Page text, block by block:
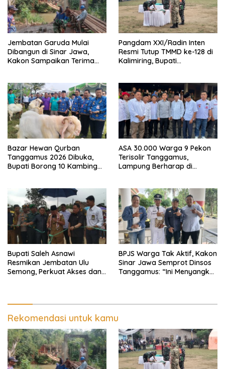
Jembatan Garuda Mulai
Dibangun di Sinar Jawa,
Kakon Sampaikan Terima
Pangdam XXI/Radin Inten
Resmi Tutup TMMD ke-128 di
Kalimiring, Bupati
Bazar Hewan Qurban
Tanggamus 2026 Dibuka,
Bupati Borong 10 Kambing
ASA 30.000 Warga 9 Pekon
Terisolir Tanggamus,
Lampung Berharap di
Bupati Saleh Asnawi
Resmikan Jembatan Ulu
Semong, Perkuat Akses dan
BPJS Warga Tak Aktif, Kakon
Sinar Jawa Semprot Dinsos
Tanggamus: “Ini Menyangkut
Rekomendasi untuk kamu